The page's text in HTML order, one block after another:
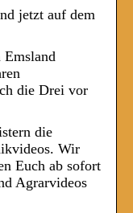
jetzt auf dem
die Drei vor
die
Wir
Euch ab sofort
Agrarvideos